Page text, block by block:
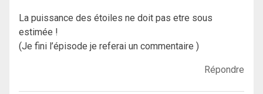
La puissance des étoiles ne doit pas etre sous
estimée !
(Je fini l’épisode je referai un commentaire )
Répondre